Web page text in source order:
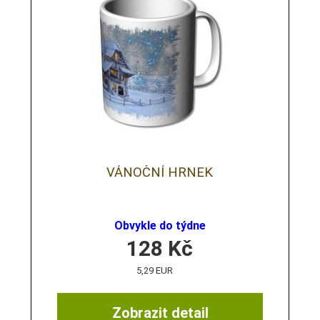
VÁNOČNÍ HRNEK
Obvykle do týdne
Zobrazit detail
128 Kč
5,29 EUR